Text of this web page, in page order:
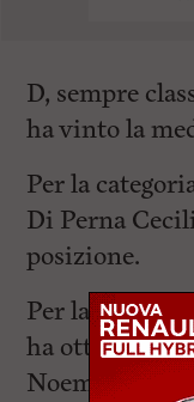
D, sempre
ha vinto la
Per la
Di Perna
posizione.
Per la
ha ottenuto la
Noemi la